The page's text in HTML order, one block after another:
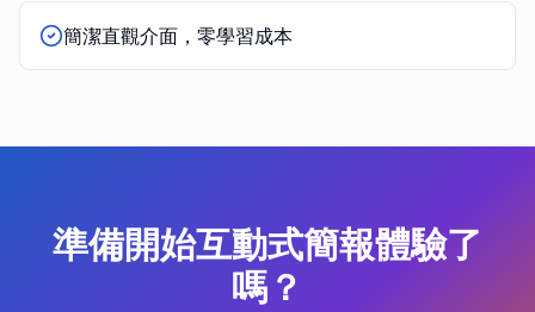
簡潔直觀介面，零學習成本
準備開始互動式簡報體驗了
嗎？